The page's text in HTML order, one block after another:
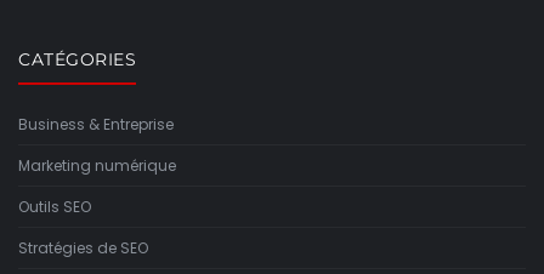
CATÉGORIES
Business & Entreprise
Marketing numérique
Outils SEO
Stratégies de SEO